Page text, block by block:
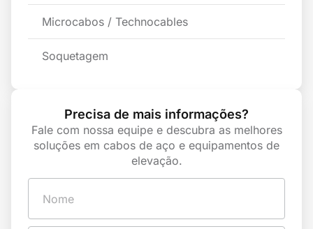
Microcabos / Technocables
Soquetagem
Precisa de mais informações?
Fale com nossa equipe e descubra as melhores
soluções em cabos de aço e equipamentos de
elevação.